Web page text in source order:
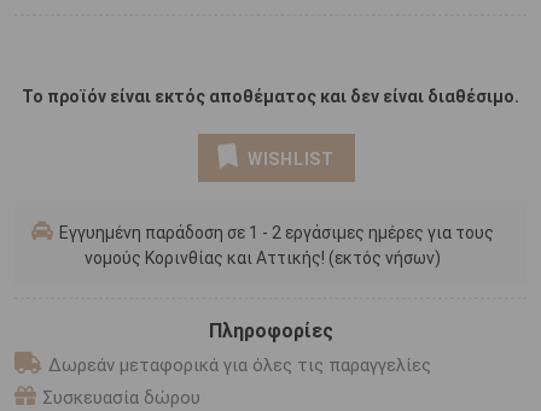
Το προϊόν είναι εκτός αποθέματος και δεν είναι διαθέσιμο.
WISHLIST
Εγγυημένη παράδοση σε 1 - 2 εργάσιμες ημέρες για τους
νομούς Κορινθίας και Αττικής! (εκτός νήσων)
Πληροφορίες
Δωρεάν μεταφορικά για όλες τις παραγγελίες
Συσκευασία δώρου